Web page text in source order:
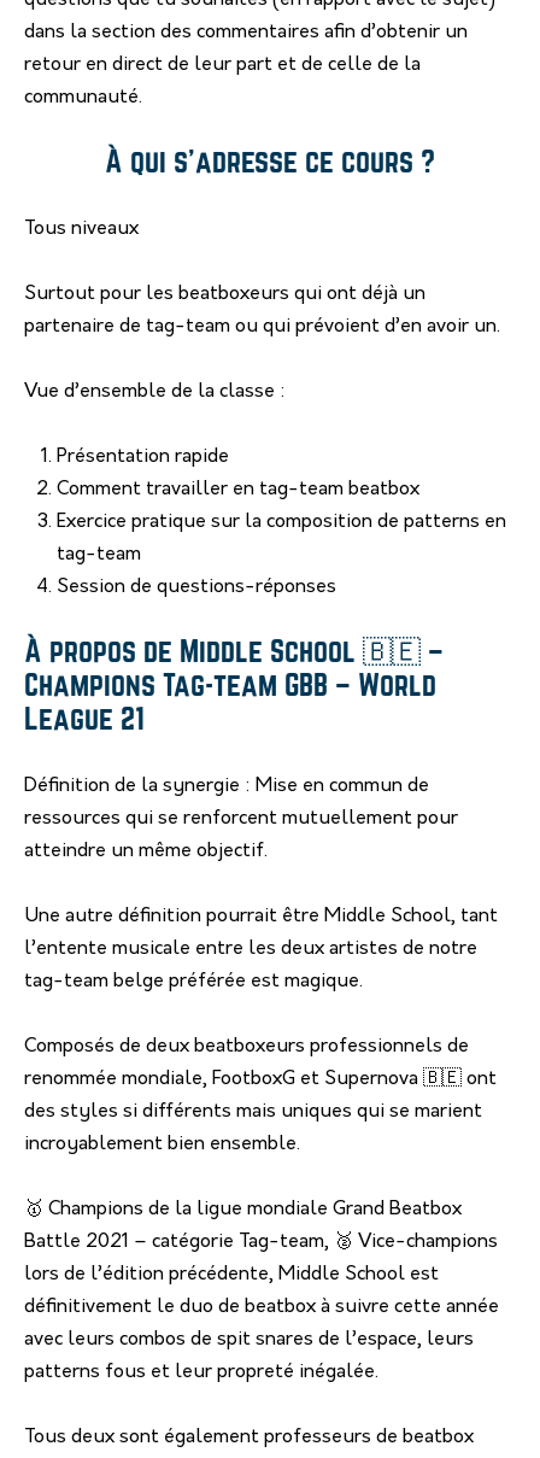
dans la section des commentaires afin d’obtenir un
retour en direct de leur part et de celle de la
communauté.
À qui s’adresse ce cours ?
Tous niveaux
Surtout pour les beatboxeurs qui ont déjà un
partenaire de tag-team ou qui prévoient d’en avoir un.
Vue d’ensemble de la classe :
Présentation rapide
Comment travailler en tag-team beatbox
Exercice pratique sur la composition de patterns en
tag-team
Session de questions-réponses
À propos de Middle School 🇧🇪 –
Champions Tag-team GBB – World
League 21
Définition de la synergie : Mise en commun de
ressources qui se renforcent mutuellement pour
atteindre un même objectif.
Une autre définition pourrait être Middle School, tant
l’entente musicale entre les deux artistes de notre
tag-team belge préférée est magique.
Composés de deux beatboxeurs professionnels de
renommée mondiale, FootboxG et Supernova 🇧🇪 ont
des styles si différents mais uniques qui se marient
incroyablement bien ensemble.
🥇 Champions de la ligue mondiale Grand Beatbox
Battle 2021 – catégorie Tag-team, 🥈 Vice-champions
lors de l’édition précédente, Middle School est
définitivement le duo de beatbox à suivre cette année
avec leurs combos de spit snares de l’espace, leurs
patterns fous et leur propreté inégalée.
Tous deux sont également professeurs de beatbox